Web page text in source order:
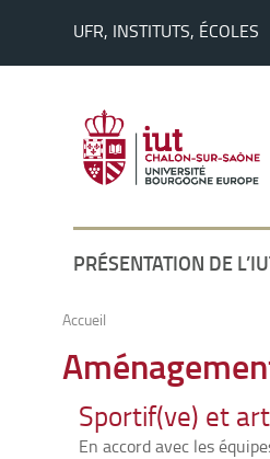
UFR, INSTITUTS, ÉCOLES
PRÉSENTATION DE
Accueil
Sportif(ve) et
En accord avec les